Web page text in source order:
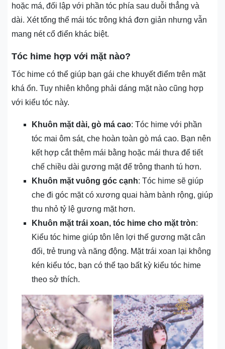
hoặc má, đối lập với phần tóc phía sau duỗi thẳng và
dài. Xét tổng thể mái tóc trông khá đơn giản nhưng vẫn
mang nét cổ điển khác biệt.
Tóc hime hợp với mặt nào?
Tóc hime có thể giúp bạn gái che khuyết điểm trên mặt
khá ổn. Tuy nhiên không phải dáng mặt nào cũng hợp
với kiểu tóc này.
Khuôn mặt dài, gò má cao: Tóc hime với phần
tóc mai ôm sát, che hoàn toàn gò má cao. Bạn nên
kết hợp cắt thêm mái bằng hoặc mái thưa để tiết
chế chiều dài gương mặt để trông thanh tú hơn.
Khuôn mặt vuông góc cạnh: Tóc hime sẽ giúp
che đi góc mặt có xương quai hàm bành rộng, giúp
thu nhỏ tỷ lệ gương mặt hơn.
Khuôn mặt trái xoan, tóc hime cho mặt tròn:
Kiểu tóc hime giúp tôn lên lợi thế gương mặt cân
đối, trẻ trung và năng động. Mặt trái xoan lại không
kén kiểu tóc, bạn có thể tạo bất kỳ kiểu tóc hime
theo sở thích.